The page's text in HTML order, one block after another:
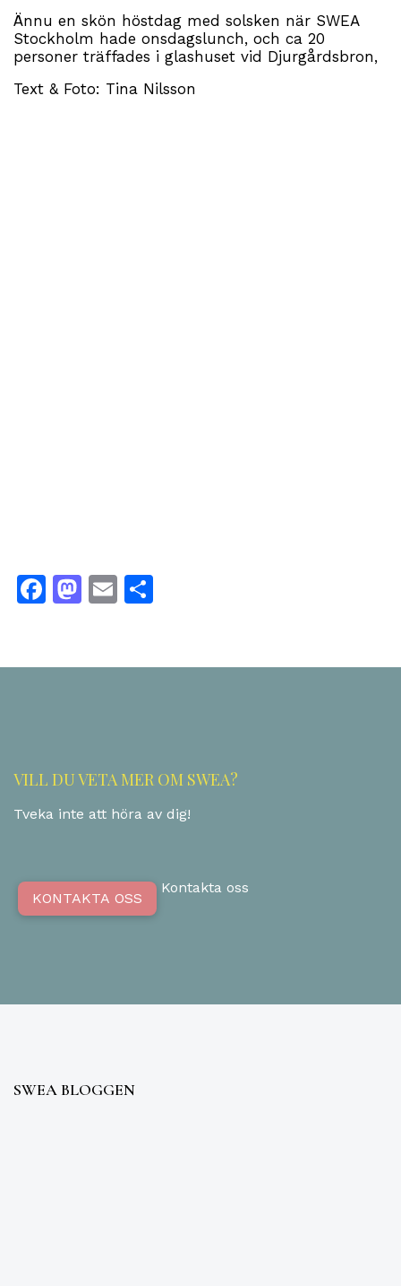
Ännu en skön höstdag med solsken när SWEA
Stockholm hade onsdagslunch, och ca 20
personer träffades i glashuset vid Djurgårdsbron,
Text & Foto: Tina Nilsson
Facebook
Mastodon
Email
VILL DU VETA MER OM SWEA?
Tveka inte att höra av dig!
KONTAKTA OSS
Kontakta oss
SWEA BLOGGEN